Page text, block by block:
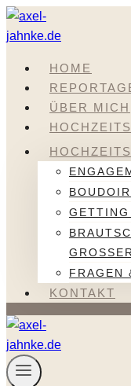
Zum
Inhalt
HOME
ÜBER MICH
GETTING
FRAGEN
KONTAKT